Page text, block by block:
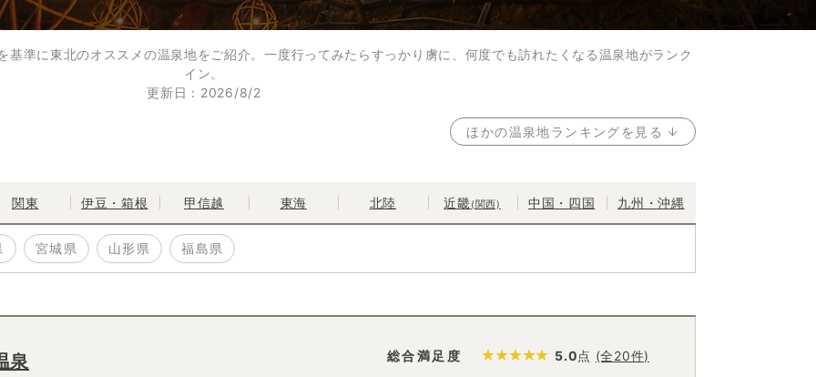
準に東北のオススメの温泉地をご紹介。一度行ってみたらすっかり虜に、何度でも訪れたくなる温泉地がランク
イン。
更新日：2026/8/2
ほかの温泉地ランキングを見る
関東 伊豆・箱根 甲信越 東海 北陸 近畿(関西) 中国・ 四国 九州・沖縄
宮城県 山形県 福島県
泉 総合満足度 5.0点 (全20件)